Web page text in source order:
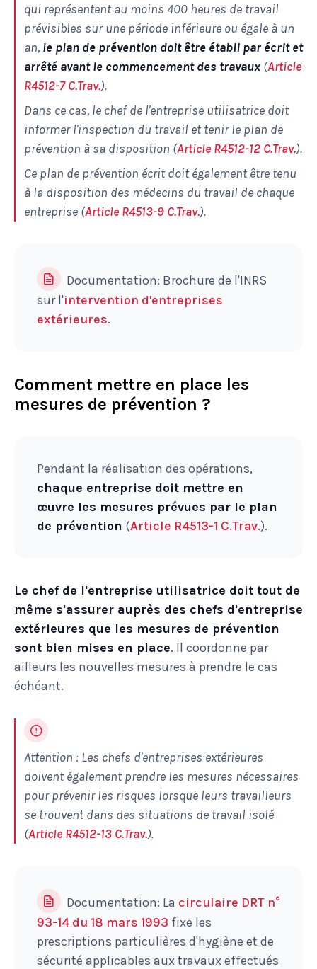
qui représentent au moins 400 heures de travail
prévisibles sur une période inférieure ou égale à un
an, le plan de prévention doit être établi par écrit et
arrêté avant le commencement des travaux(Article
R4512-7 C.Trav.).
Dans ce cas, le chef de l'entreprise utilisatrice doit
informer l'inspection du travail et tenir le plan de
prévention à sa disposition (Article R4512-12 C.Trav.).
Ce plan de prévention écrit doit également être tenu
à la disposition des médecins du travail de chaque
entreprise (Article R4513-9 C.Trav.).
Documentation: Brochure de l'INRS
sur l'intervention d'entreprises
extérieures.
Comment mettre en place les
mesures de prévention ?
Pendant la réalisation des opérations,
chaque entreprise doit mettre en
œuvre les mesures prévues par le plan
de prévention (Article R4513-1 C.Trav.).
Le chef de l'entreprise utilisatrice doit tout de
même s'assurer auprès des chefs d'entreprise
extérieures que les mesures de prévention
sont bien mises en place. Il coordonne par
ailleurs les nouvelles mesures à prendre le cas
échéant.
Attention : Les chefs d'entreprises extérieures
doivent également prendre les mesures nécessaires
pour prévenir les risques lorsque leurs travailleurs
se trouvent dans des situations de travail isolé
(Article R4512-13 C.Trav.).
Documentation: La circulaire DRT n°
93-14 du 18 mars 1993 fixe les
prescriptions particulières d'hygiène et de
sécurité applicables aux travaux effectués